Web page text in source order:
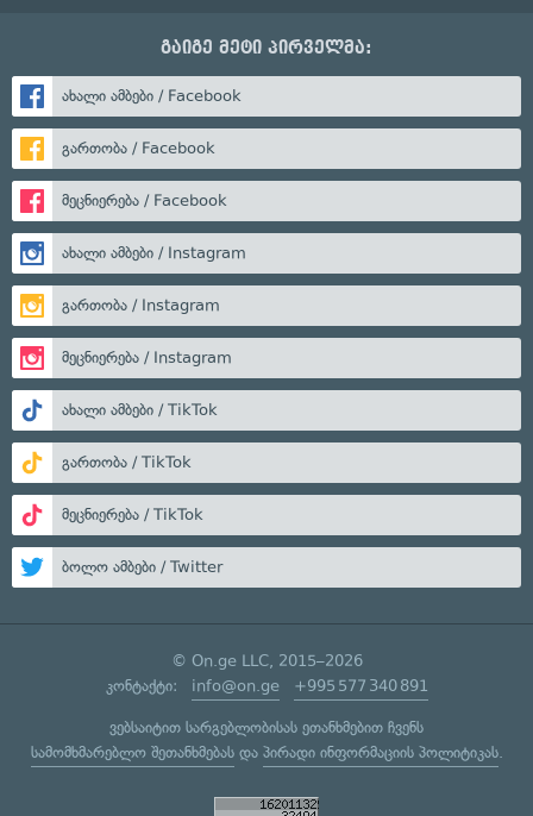
გაიგე მეტი პირველმა:
ახალი ამბები / Facebook
გართობა / Facebook
მეცნიერება / Facebook
ახალი ამბები / Instagram
გართობა / Instagram
მეცნიერება / Instagram
ახალი ამბები / TikTok
გართობა / TikTok
მეცნიერება / TikTok
ბოლო ამბები / Twitter
© On.ge LLC, 2015–2026
კონტაქტი: info@on.ge +995 577 340 891
ვებსაიტით სარგებლობისას ეთანხმებით ჩვენს
სამომხმარებლო შეთანხმებასდა პირადი ინფორმაციის პოლიტიკას.